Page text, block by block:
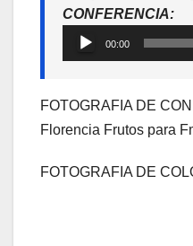
CONFERENCIA:
Reproductor
de
00:00
FOTOGRAFIA DE
Florencia Frutos para
FOTOGRAFIA DE